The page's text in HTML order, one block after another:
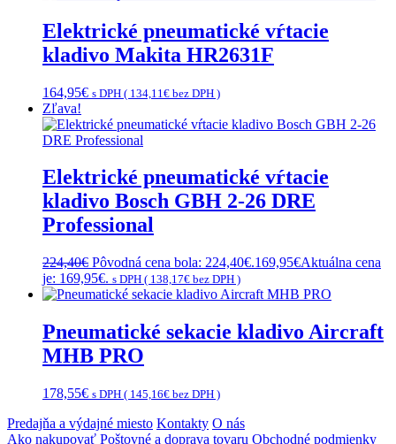
Elektrické pneumatické vŕtacie
kladivo Makita HR2631F
164,95€ s DPH ( 134,11 € bez DPH )
Zľava!
Elektrické pneumatické vŕtacie
kladivo Bosch GBH 2-26 DRE
Professional
224,40€ Pôvodná cena bola: 224,40€.169,95€Aktuálna cena
je: 169,95€. s DPH ( 138,17€ bez DPH )
Pneumatické sekacie kladivo Aircraft
MHB PRO
178,55€ s DPH ( 145,16€ bez DPH )
Predajňa a výdajné miesto Kontakty O nás
Ako nakupovať Poštovné a doprava tovaru Obchodné podmienky